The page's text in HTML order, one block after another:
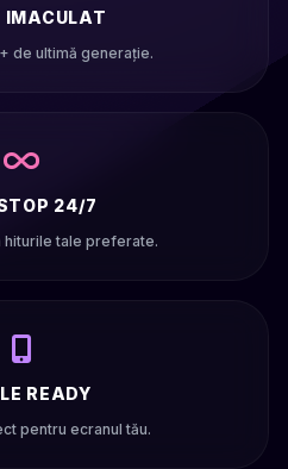
IMACULAT
de ultimă generație.
24/7
hiturile tale preferate.
READY
pentru ecranul tău.